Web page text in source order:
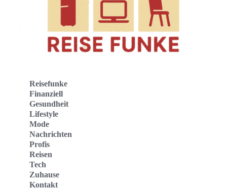
Reisefunke
Finanziell
Gesundheit
Lifestyle
Mode
Nachrichten
Profis
Reisen
Tech
Zuhause
Kontakt